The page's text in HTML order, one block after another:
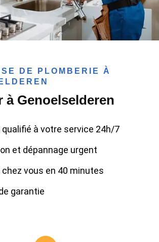
DE PLOMBERIE À
à Genoelselderen
qualifié à votre service 24h/7
et dépannage urgent
chez vous en 40 minutes
garantie